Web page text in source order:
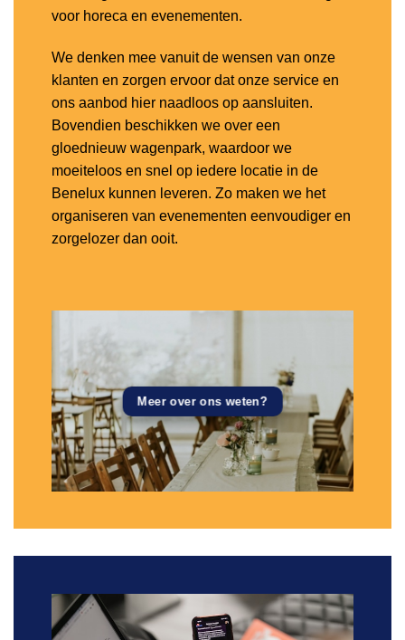
voor horeca en evenementen.
We denken mee vanuit de wensen van onze
klanten en zorgen ervoor dat onze service en
ons aanbod hier naadloos op aansluiten.
Bovendien beschikken we over een
gloednieuw wagenpark, waardoor we
moeiteloos en snel op iedere locatie in de
Benelux kunnen leveren. Zo maken we het
organiseren van evenementen eenvoudiger en
zorgelozer dan ooit.
Meer over ons weten?